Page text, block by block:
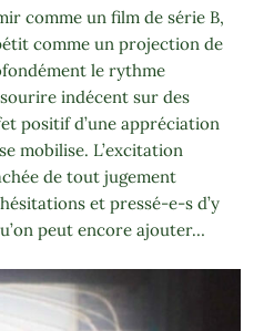
comme un film de série B,
comme un projection de
le rythme
indécent sur des
positif d’une appréciation
mobilise. L’excitation
de tout jugement
et pressé-e-s d’y
peut encore ajouter…